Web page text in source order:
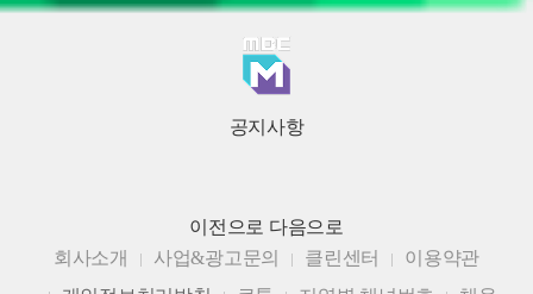
공지사항
이전으로 다음으로
회사소개
사업&광고문의 클린센터
이용약관